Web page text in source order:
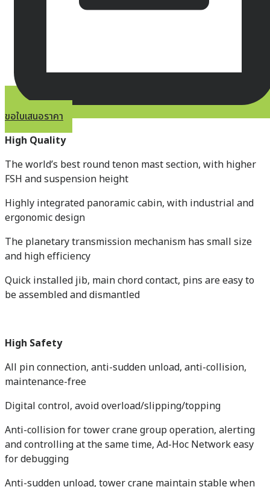
ขอใบเสนอราคา
High Quality
The world’s best round tenon mast section, with higher
FSH and suspension height
Highly integrated panoramic cabin, with industrial and
ergonomic design
The planetary transmission mechanism has small size
and high efficiency
Quick installed jib, main chord contact, pins are easy to
be assembled and dismantled
High Safety
All pin connection, anti-sudden unload, anti-collision,
maintenance-free
Digital control, avoid overload/slipping/topping
Anti-collision for tower crane group operation, alerting
and controlling at the same time, Ad-Hoc Network easy
for debugging
Anti-sudden unload, tower crane maintain stable when